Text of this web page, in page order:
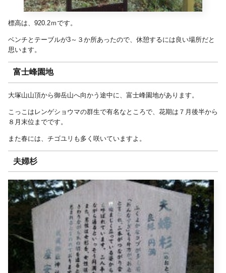
標高は、920.2ｍです。
ベンチとテーブルが3～３か所あったので、休憩するには良い場所だと
思います。
富士峰園地
大塚山山頂から御岳山へ向かう途中に、富士峰園地があります。
こっこはレンゲショウマの群生で有名なところで、花期は７月後半から
８月末位までです。
また春には、チゴユリも多く咲いていますよ。
夫婦杉